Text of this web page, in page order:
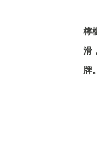
檸
滑
牌。